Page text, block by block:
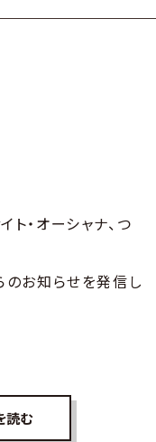
・オーシャナ、つ
のお知らせを発信し
読む